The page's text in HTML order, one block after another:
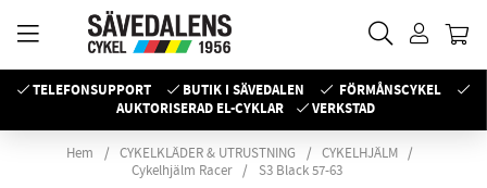
TELEFONSUPPORT BUTIK I SÄVEDALEN
FÖRMÅNSCYKEL
AUKTORISERAD EL-CYKLAR
VERKSTAD
Hem CYKELKLÄDER & UTRUSTNING
CYKELHJÄLM
Cykelhjälm Racer
S3 Black 57-63